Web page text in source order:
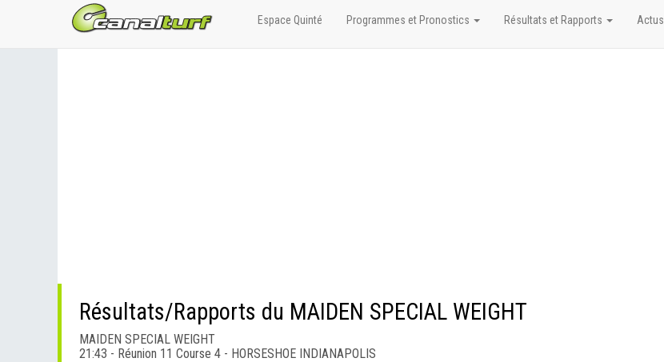
Résultats/Rapports du MAIDEN SPECIAL WEIGHT
MAIDEN SPECIAL WEIGHT
21:43 - Réunion 11 Course 4 - HORSESHOE INDIANAPOLIS
Espace Quinté Programmes et Pronostics Résultats et Rapports Actus